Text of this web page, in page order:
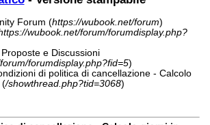
Forum (https://wubook.net/forum)
wubook.net/forum/forumdisplay.php?
e Discussioni
forumdisplay.php?fid=5)
di politica di cancellazione - Calcolo
(/showthread.php?tid=3068)